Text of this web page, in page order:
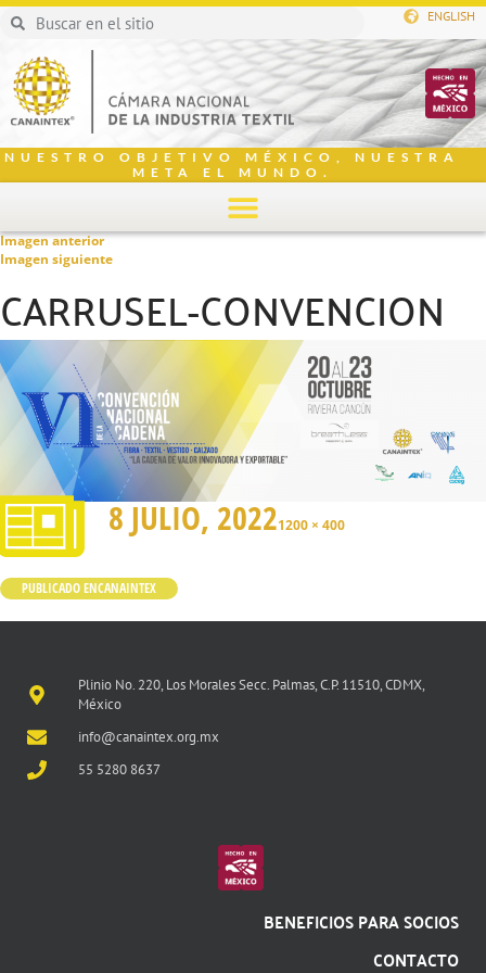
ENGLISH
NUESTRO OBJETIVO MÉXICO, NUESTRA
META EL MUNDO.
Imagen anterior
Imagen siguiente
CARRUSEL-CONVENCION
8 JULIO, 20221200 × 400
PUBLICADO ENCANAINTEX
Plinio No. 220, Los Morales Secc. Palmas, C.P. 11510, CDMX,
México
info@canaintex.org.mx
55 5280 8637
BENEFICIOS PARA SOCIOS
CONTACTO